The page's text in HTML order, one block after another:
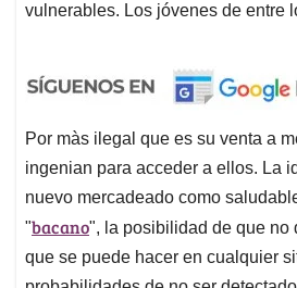
vulnerables. Los jóvenes de entre
Por màs ilegal que es su venta a
ingenian para acceder a ellos. La
nuevo mercadeado como
"bacano", la posibilidad de que no
que se puede hacer en cualquier